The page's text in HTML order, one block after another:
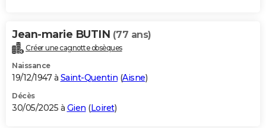
Jean-marie BUTIN (77 ans)
Créer une cagnotte obsèques
Naissance
19/12/1947 à Saint-Quentin (Aisne)
Décès
30/05/2025 à Gien (Loiret)